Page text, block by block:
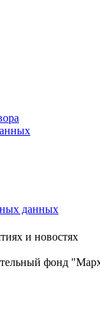
данных
и новостях
фонд